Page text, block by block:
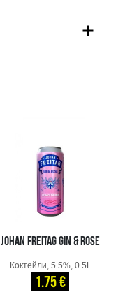
JOHAN FREITAG GIN & ROSE
Коктейли, 5.5%, 0.5L
1.75 €